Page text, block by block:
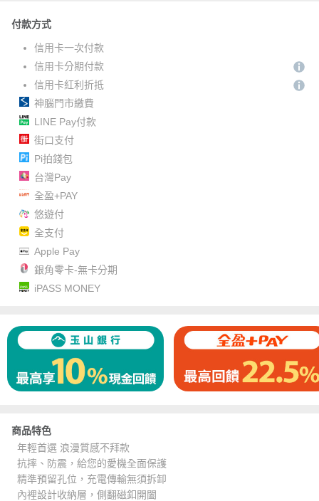
付款方式
信用卡一次付款
信用卡分期付款
信用卡紅利折抵
神腦門市繳費
LINE Pay付款
街口支付
Pi拍錢包
台灣Pay
全盈+PAY
悠遊付
全支付
Apple Pay
銀角零卡-無卡分期
iPASS MONEY
商品特色
年輕首選 浪漫質感不拜款
抗摔、防震，給您的愛機全面保護
精準預留孔位，充電傳輸無須拆卸
內裡設計收納層，側翻磁釦開闔